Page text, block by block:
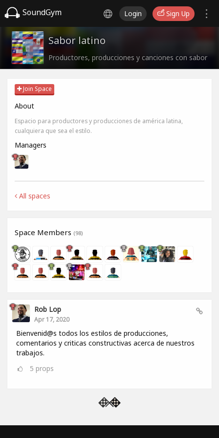
SoundGym Login Sign Up
Sabor latino
Productores, producciones y canciones con sabor
Join Space
About
Espacio para productores y producciones de américa latina,
cualquiera que sea el estilo.
Managers
All spaces
Space Members (98)
Rob Lop
Apr 17, 2020
Bienvenid@s todos los estilos de producciones,
comentarios y criticas constructivas acerca de nuestros
trabajos.
5 props